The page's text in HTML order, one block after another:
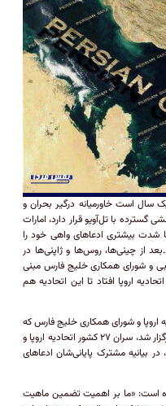
است خاورمیانه درگیر بحران و
با تل‌آویو قرار دارد، امارات
شدت بیشتری ادعا‌های واهی خود را
از چینی‌ها، روس‌ها و ژاپنی‌ها در
و شورای همکاری خلیج فارس مبنی
اروپا افتاد تا این اتحادیه هم
اروپا و شورای همکاری خلیج فارس که
چهارشنبه هفته گذشته و به میزبانی بروکسل برگزار شد، سران ۲۷ کشور اتحادیه اروپا و
مشترک پایانی‌شان ادعا‌های
است: «ما بر اهمیت تضمین ماهیت